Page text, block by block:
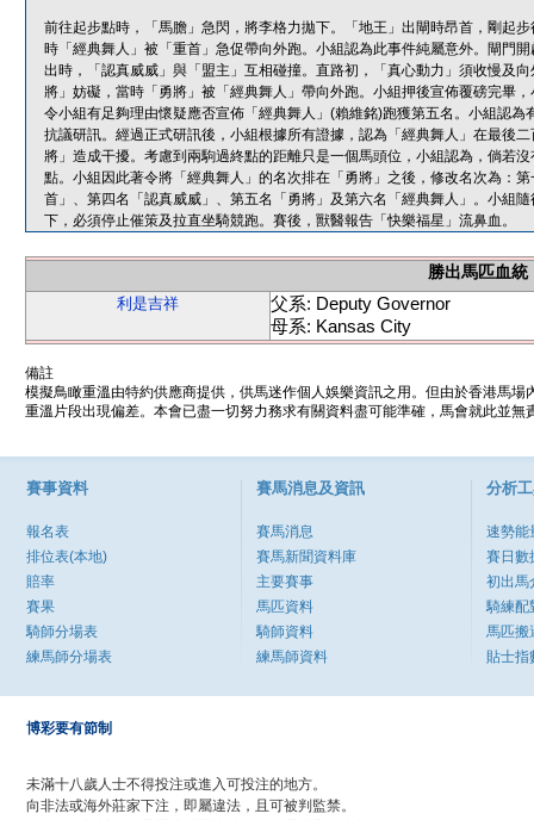
前往起步點時，「馬膽」急閃，將李格力拋下。「地王」出閘時昂首，剛起
時「經典舞人」被「重首」急促帶向外跑。小組認為此事件純屬意外。閘門
出時，「認真威威」與「盟主」互相碰撞。直路初，「真心動力」須收慢及
將」妨礙，當時「勇將」被「經典舞人」帶向外跑。小組押後宣佈覆磅完畢
令小組有足夠理由懷疑應否宣佈「經典舞人」(賴維銘)跑獲第五名。小組認
抗議研訊。經過正式研訊後，小組根據所有證據，認為「經典舞人」在最後
將」造成干擾。考慮到兩駒過終點的距離只是一個馬頭位，小組認為，倘若
點。小組因此著令將「經典舞人」的名次排在「勇將」之後，修改名次為：
首」、第四名「認真威威」、第五名「勇將」及第六名「經典舞人」。小組
下，必須停止催策及拉直坐騎競跑。賽後，獸醫報告「快樂福星」流鼻血。
勝出馬匹血統
利是吉祥
父系: Deputy Governor
母系: Kansas City
備註
模擬鳥瞰重溫由特約供應商提供，供馬迷作個人娛樂資訊之用。但由於香港馬
重溫片段出現偏差。本會已盡一切努力務求有關資料盡可能準確，馬會就此並
賽事資料
報名表
排位表(本地)
賠率
賽果
騎師分場表
練馬師分場表
賽馬消息及資訊
賽馬消息
賽馬新聞資料庫
主要賽事
馬匹資料
騎師資料
練馬師資料
分析
速勢能
賽日數
初出馬
騎練配
馬匹搬
貼士指
博彩要有節制
未滿十八歲人士不得投注或進入可投注的地方。
向非法或海外莊家下注，即屬違法，且可被判監禁。